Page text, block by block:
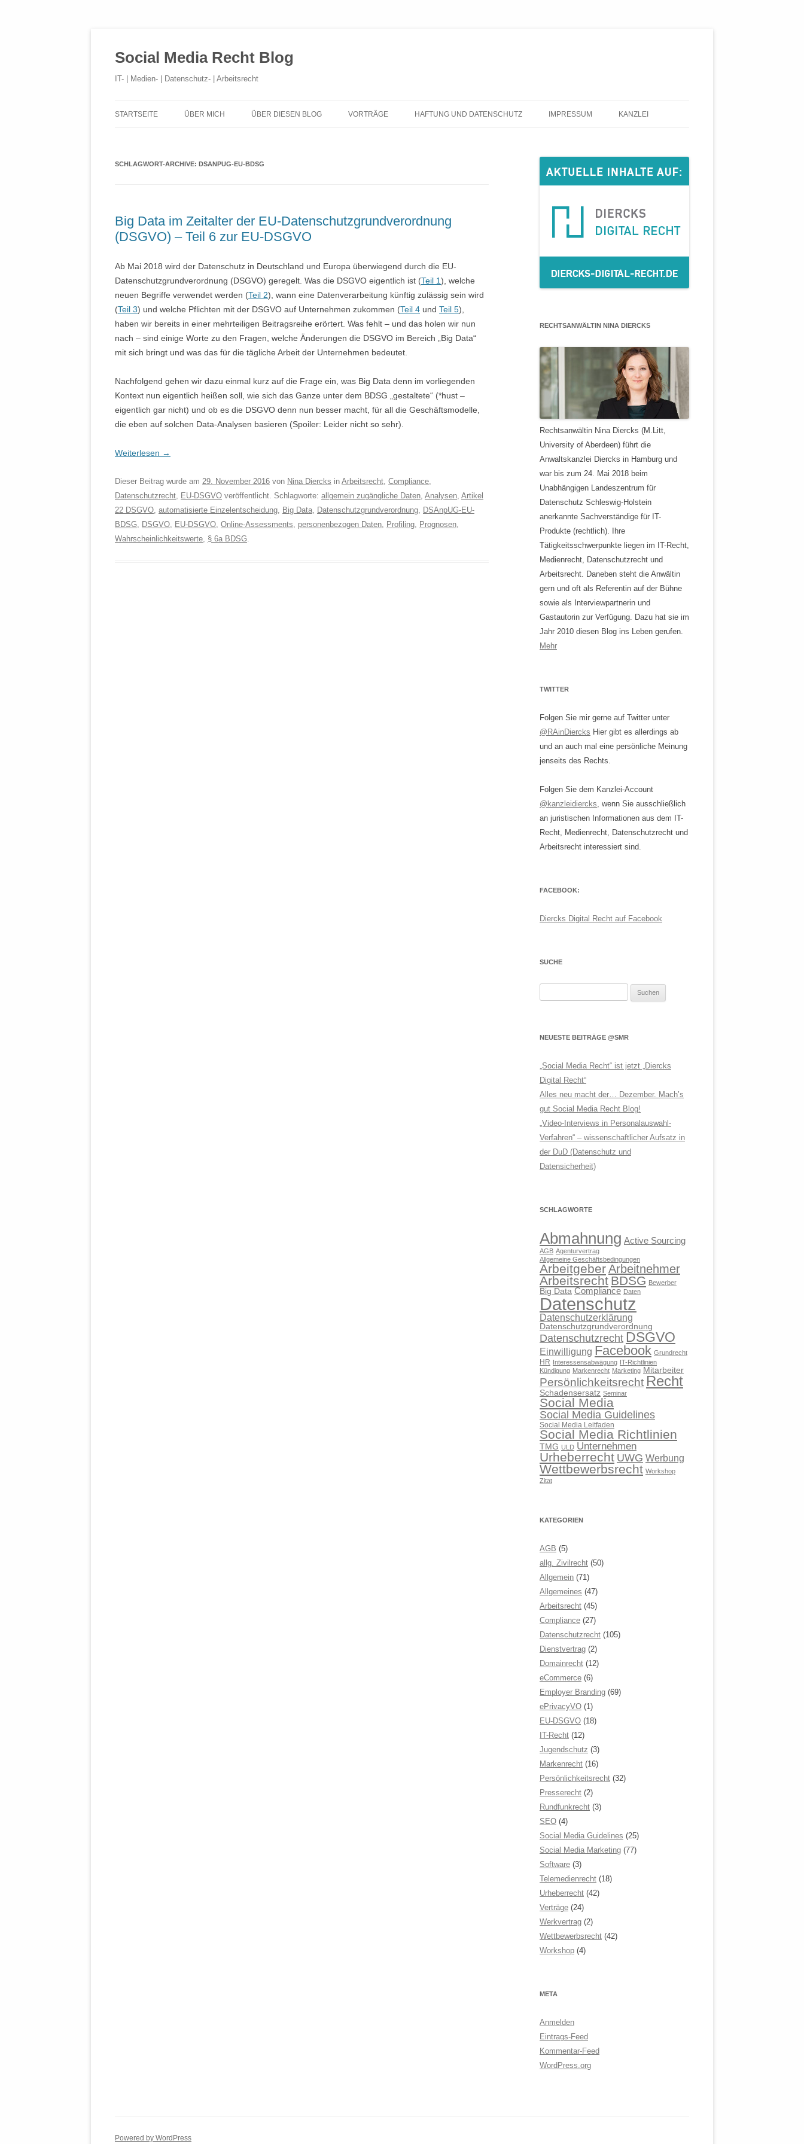
Social Media Recht Blog
IT- | Medien- | Datenschutz- | Arbeitsrecht
Inhalt
STARTSEITE ÜBER MICH ÜBER DIESEN BLOG VORTRÄGE HAFTUNG UND DATENSCHUTZ IMPRESSUM KANZLEI
SCHLAGWORT-ARCHIVE: DSANPUG-EU-BDSG
Big Data im Zeitalter der EU-Datenschutzgrundverordnung
(DSGVO) – Teil 6 zur EU-DSGVO
Ab Mai 2018 wird der Datenschutz in Deutschland und Europa überwiegend durch die EU-
Datenschutzgrundverordnung (DSGVO) geregelt. Was die DSGVO eigentlich ist (Teil 1), welche
neuen Begriffe verwendet werden (Teil 2), wann eine Datenverarbeitung künftig zulässig sein wird
(Teil 3) und welche Pflichten mit der DSGVO auf Unternehmen zukommen (Teil 4 und Teil 5),
haben wir bereits in einer mehrteiligen Beitragsreihe erörtert. Was fehlt – und das holen wir nun
nach – sind einige Worte zu den Fragen, welche Änderungen die DSGVO im Bereich „Big Data“
mit sich bringt und was das für die tägliche Arbeit der Unternehmen bedeutet.
Nachfolgend gehen wir dazu einmal kurz auf die Frage ein, was Big Data denn im vorliegenden
Kontext nun eigentlich heißen soll, wie sich das Ganze unter dem BDSG „gestaltete“ (*hust –
eigentlich gar nicht) und ob es die DSGVO denn nun besser macht, für all die Geschäftsmodelle,
die eben auf solchen Data-Analysen basieren (Spoiler: Leider nicht so sehr).
Weiterlesen →
Dieser Beitrag wurde am 29. November 2016 von Nina Diercks in Arbeitsrecht, Compliance,
Datenschutzrecht, EU-DSGVO veröffentlicht. Schlagworte: allgemein zugängliche Daten, Analysen, Artikel
22 DSGVO, automatisierte Einzelentscheidung, Big Data, Datenschutzgrundverordnung, DSAnpUG-EU-
BDSG, DSGVO, EU-DSGVO, Online-Assessments, personenbezogen Daten, Profiling, Prognosen,
Wahrscheinlichkeitswerte, § 6a BDSG.
RECHTSANWÄLTIN NINA DIERCKS
Rechtsanwältin Nina Diercks (M.Litt,
University of Aberdeen) führt die
Anwaltskanzlei Diercks in Hamburg und
war bis zum 24. Mai 2018 beim
Unabhängigen Landeszentrum für
Datenschutz Schleswig-Holstein
anerkannte Sachverständige für IT-
Produkte (rechtlich). Ihre
Tätigkeitsschwerpunkte liegen im IT-Recht,
Medienrecht, Datenschutzrecht und
Arbeitsrecht. Daneben steht die Anwältin
gern und oft als Referentin auf der Bühne
sowie als Interviewpartnerin und
Gastautorin zur Verfügung. Dazu hat sie im
Jahr 2010 diesen Blog ins Leben gerufen.
Mehr
TWITTER
Folgen Sie mir gerne auf Twitter unter
@RAinDiercks Hier gibt es allerdings ab
und an auch mal eine persönliche Meinung
jenseits des Rechts.
Folgen Sie dem Kanzlei-Account
@kanzleidiercks, wenn Sie ausschließlich
an juristischen Informationen aus dem IT-
Recht, Medienrecht, Datenschutzrecht und
Arbeitsrecht interessiert sind.
FACEBOOK:
Diercks Digital Recht auf Facebook
SUCHE
NEUESTE BEITRÄGE @SMR
„Social Media Recht“ ist jetzt „Diercks
Digital Recht“
Alles neu macht der… Dezember. Mach’s
gut Social Media Recht Blog!
„Video-Interviews in Personalauswahl-
Verfahren“ – wissenschaftlicher Aufsatz in
der DuD (Datenschutz und
Datensicherheit)
SCHLAGWORTE
Abmahnung Active Sourcing
AGB Agenturvertrag
Allgemeine Geschäftsbedingungen
ArbeitgeberArbeitnehmer
Arbeitsrecht BDSG Bewerber
Big Data Compliance Daten
Datenschutz
Datenschutzerklärung
Datenschutzgrundverordnung
Datenschutzrecht DSGVO
Einwilligung Facebook Grundrecht
HR Interessensabwägung IT-Richtlinien
Kündigung Markenrecht Marketing Mitarbeiter
Persönlichkeitsrecht Recht
Schadensersatz Seminar
Social Media
Social Media Guidelines
Social Media Leitfaden
Social Media Richtlinien
TMG ULD Unternehmen
Urheberrecht UWG Werbung
Wettbewerbsrecht Workshop
Zitat
KATEGORIEN
AGB (5)
allg. Zivilrecht (50)
Allgemein (71)
Allgemeines (47)
Arbeitsrecht (45)
Compliance (27)
Datenschutzrecht (105)
Dienstvertrag (2)
Domainrecht (12)
eCommerce (6)
Employer Branding (69)
ePrivacyVO (1)
EU-DSGVO (18)
IT-Recht (12)
Jugendschutz (3)
Markenrecht (16)
Persönlichkeitsrecht (32)
Presserecht (2)
Rundfunkrecht (3)
SEO (4)
Social Media Guidelines (25)
Social Media Marketing (77)
Software (3)
Telemedienrecht (18)
Urheberrecht (42)
Verträge (24)
Werkvertrag (2)
Wettbewerbsrecht (42)
Workshop (4)
META
Anmelden
Eintrags-Feed
Kommentar-Feed
WordPress.org
Powered by WordPress